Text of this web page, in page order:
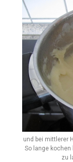
und bei mittlerer
So lange
zu